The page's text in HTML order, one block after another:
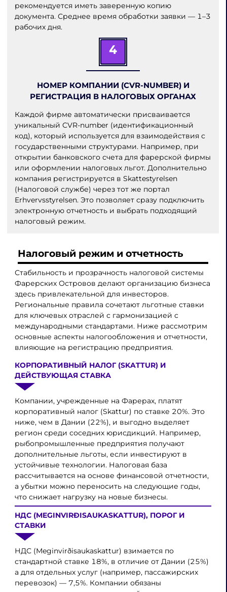
рекомендуется иметь заверенную копию
документа. Среднее время обработки заявки — 1–3
рабочих дня.
4
НОМЕР КОМПАНИИ (CVR-NUMBER) И
РЕГИСТРАЦИЯ В НАЛОГОВЫХ ОРГАНАХ
Каждой фирме автоматически присваивается
уникальный CVR-number (идентификационный
код), который используется для взаимодействия с
государственными структурами. Например, при
открытии банковского счета для фарерской фирмы
или оформлении налоговых льгот. Дополнительно
компания регистрируется в Skattestyrelsen
(Налоговой службе) через тот же портал
Erhvervsstyrelsen. Это позволяет сразу подключить
электронную отчетность и выбрать подходящий
налоговый режим.
Налоговый режим и отчетность
Стабильность и прозрачность налоговой системы
Фарерских Островов делают организацию бизнеса
здесь привлекательной для инвесторов.
Региональные правила сочетают льготные ставки
для ключевых отраслей с гармонизацией с
международными стандартами. Ниже рассмотрим
основные аспекты налогообложения и отчетности,
влияющие на регистрацию предприятия.
КОРПОРАТИВНЫЙ НАЛОГ (SKATTUR) И
ДЕЙСТВУЮЩАЯ СТАВКА
Компании, учрежденные на Фарерах, платят
корпоративный налог (Skattur) по ставке 20%. Это
ниже, чем в Дании (22%), и выгодно выделяет
регион среди соседних юрисдикций. Например,
рыбопромышленные предприятия получают
дополнительные льготы, если инвестируют в
устойчивые технологии. Налоговая база
рассчитывается на основе финансовой отчетности,
а убытки можно переносить на следующие годы,
что снижает нагрузку на новые бизнесы.
НДС (MEGINVIRÐISAUKASKATTUR), ПОРОГ И
СТАВКИ
НДС (Meginvirðisaukaskattur) взимается по
стандартной ставке 18%, в отличие от Дании (25%)
а для отдельных услуг (например, пассажирских
перевозок) — 7,5%. Компании обязаны